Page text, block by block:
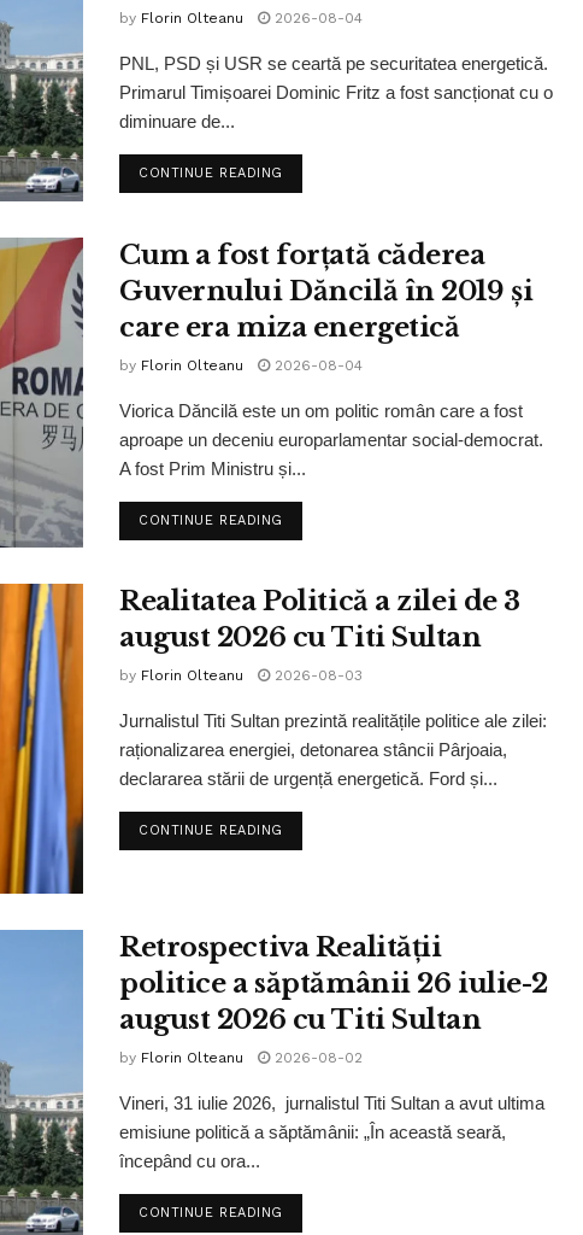
by Florin Olteanu 2026-08-04
PNL, PSD și USR se ceartă pe securitatea energetică.
Primarul Timișoarei Dominic Fritz a fost sancționat cu o
diminuare de...
CONTINUE READING
Cum a fost forțată căderea
Guvernului Dăncilă în 2019 și
care era miza energetică
by Florin Olteanu 2026-08-04
Viorica Dăncilă este un om politic român care a fost
aproape un deceniu europarlamentar social-democrat.
A fost Prim Ministru și...
CONTINUE READING
Realitatea Politică a zilei de 3
august 2026 cu Titi Sultan
by Florin Olteanu 2026-08-03
Jurnalistul Titi Sultan prezintă realitățile politice ale zilei:
raționalizarea energiei, detonarea stâncii Pârjoaia,
declararea stării de urgență energetică. Ford și...
CONTINUE READING
Retrospectiva Realității
politice a săptămânii 26 iulie-2
august 2026 cu Titi Sultan
by Florin Olteanu 2026-08-02
Vineri, 31 iulie 2026, jurnalistul Titi Sultan a avut ultima
emisiune politică a săptămânii: „În această seară,
începând cu ora...
CONTINUE READING